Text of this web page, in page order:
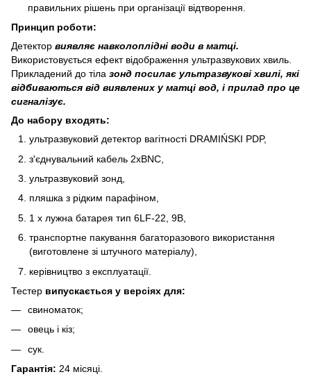
правильних рішень при організації відтворення
Принцип роботи:
Детектор виявляє навколоплідні води в матці.
Використовується ефект відображення ультразвукових хвиль.
Прикладений до тіла зонд посилає ультразвукові хвилі, які
відбиваються від виявлених у матці вод, і прилад про це
сигналізує.
До набору входять:
ультразвуковий детектор вагітності DRAMIŃSKI PDP,
з'єднувальний кабель 2xBNC,
ультразвуковий зонд,
пляшка з рідким парафіном,
1 x лужна батарея тип 6LF-22, 9В,
транспортне пакування багаторазового використання
(виготовлене ​​зі штучного матеріалу),
керівництво з експлуатації.
Тестер випускається у версіях для:
свиноматок;
овець і кіз;
сук.
Гарантія: 24 місяці.